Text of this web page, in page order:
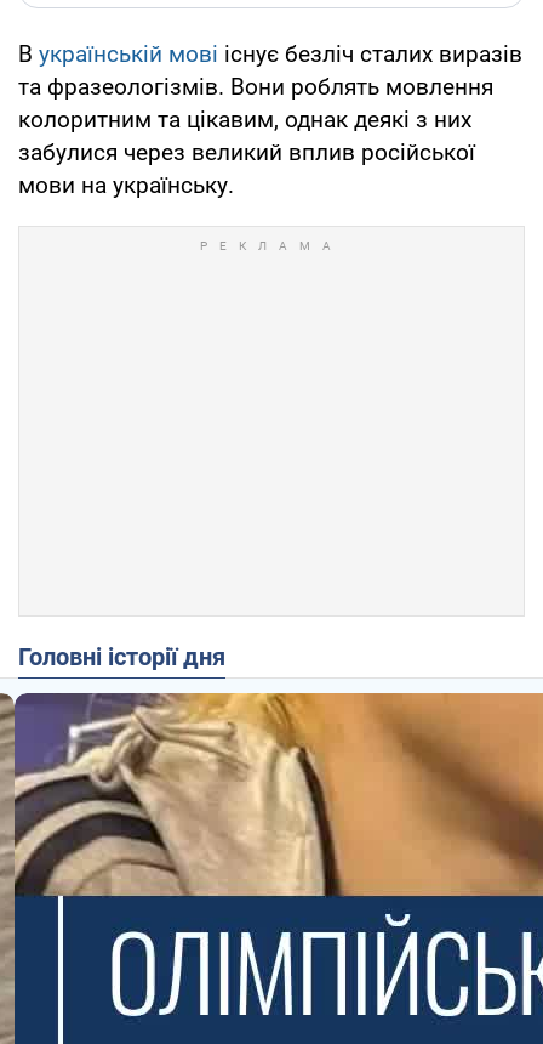
В українській мові існує безліч сталих виразів
та фразеологізмів. Вони роблять мовлення
колоритним та цікавим, однак деякі з них
забулися через великий вплив російської
мови на українську.
Головні історії дня